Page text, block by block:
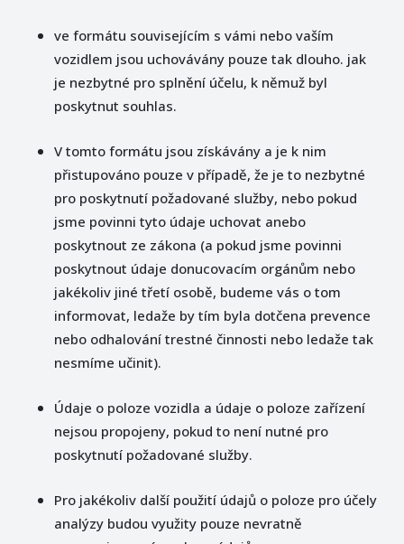
ve formátu souvisejícím s vámi nebo vaším
vozidlem jsou uchovávány pouze tak dlouho. jak
je nezbytné pro splnění účelu, k němuž byl
poskytnut souhlas.
V tomto formátu jsou získávány a je k nim
přistupováno pouze v případě, že je to nezbytné
pro poskytnutí požadované služby, nebo pokud
jsme povinni tyto údaje uchovat anebo
poskytnout ze zákona (a pokud jsme povinni
poskytnout údaje donucovacím orgánům nebo
jakékoliv jiné třetí osobě, budeme vás o tom
informovat, ledaže by tím byla dotčena prevence
nebo odhalování trestné činnosti nebo ledaže tak
nesmíme učinit).
Údaje o poloze vozidla a údaje o poloze zařízení
nejsou propojeny, pokud to není nutné pro
poskytnutí požadované služby.
Pro jakékoliv další použití údajů o poloze pro účely
analýzy budou využity pouze nevratně